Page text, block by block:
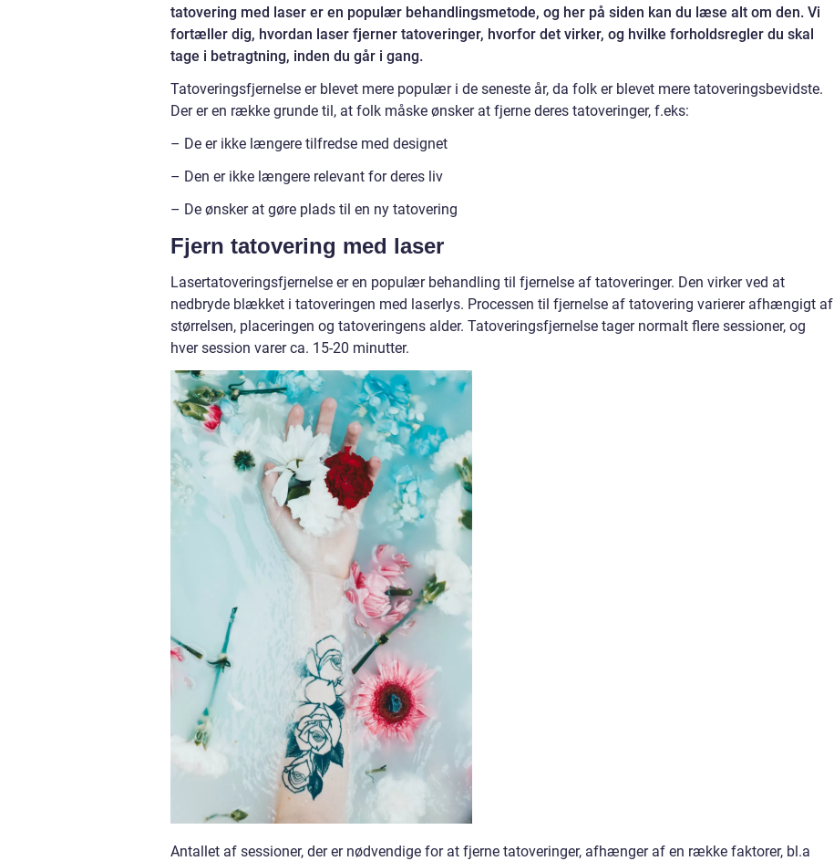
tatovering med laser er en populær behandlingsmetode, og her på siden kan du læse alt om den. Vi
fortæller dig, hvordan laser fjerner tatoveringer, hvorfor det virker, og hvilke forholdsregler du skal
tage i betragtning, inden du går i gang.
Tatoveringsfjernelse er blevet mere populær i de seneste år, da folk er blevet mere tatoveringsbevidste.
Der er en række grunde til, at folk måske ønsker at fjerne deres tatoveringer, f.eks:
– De er ikke længere tilfredse med designet
– Den er ikke længere relevant for deres liv
– De ønsker at gøre plads til en ny tatovering
Fjern tatovering med laser
Lasertatoveringsfjernelse er en populær behandling til fjernelse af tatoveringer. Den virker ved at
nedbryde blækket i tatoveringen med laserlys. Processen til fjernelse af tatovering varierer afhængigt af
størrelsen, placeringen og tatoveringens alder. Tatoveringsfjernelse tager normalt flere sessioner, og
hver session varer ca. 15-20 minutter.
Antallet af sessioner, der er nødvendige for at fjerne tatoveringer, afhænger af en række faktorer, bl.a